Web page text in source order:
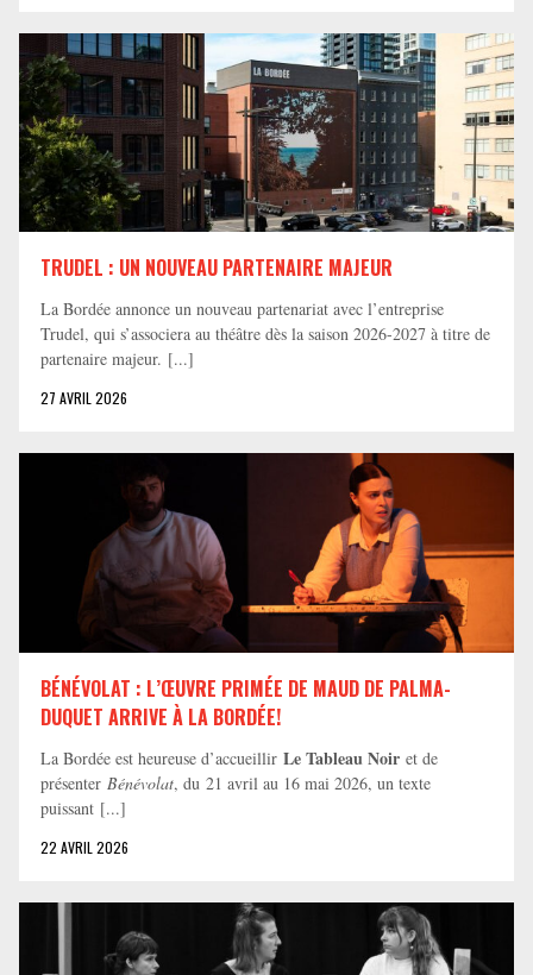
TRUDEL : UN NOUVEAU PARTENAIRE MAJEUR
La Bordée annonce un nouveau partenariat avec l’entreprise
Trudel, qui s’associera au théâtre dès la saison 2026-2027 à titre de
partenaire majeur. [...]
27 AVRIL 2026
BÉNÉVOLAT : L’ŒUVRE PRIMÉE DE MAUD DE PALMA-
DUQUET ARRIVE À LA BORDÉE!
La Bordée est heureuse d’accueillir Le Tableau Noir et de
présenter Bénévolat, du 21 avril au 16 mai 2026, un texte
puissant [...]
22 AVRIL 2026